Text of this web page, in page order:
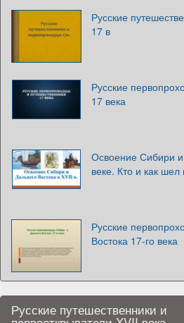
Русские
17 в
Русские
17 века
Освоение Сибири и
веке. Кто и как
Русские
Востока 17-го века
Русские путешественники и